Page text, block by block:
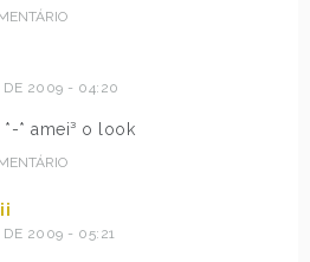
DE 2009 - 04:20
* amei³ o look
DE 2009 - 05:21